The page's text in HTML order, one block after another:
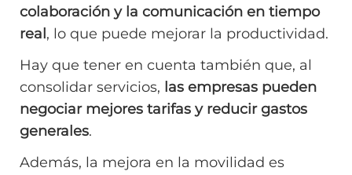
colaboración y la comunicación en tiempo
real , lo que puede mejorar la productividad.
Hay que tener en cuenta también que, al
consolidar servicios, las empresas pueden
negociar mejores tarifas y reducir gastos
generales.
Además, la mejora en la movilidad es